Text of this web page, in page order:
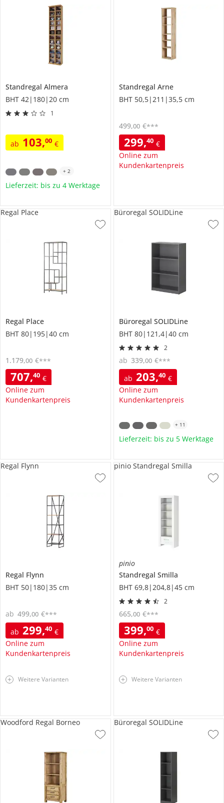
Standregal Almera
BHT 42|180|20 cm
1
ab 103,00 €
+ 2
Lieferzeit: bis zu 4 Werktage
Standregal Arne
BHT 50,5|211|35,5 cm
299,40 €
Online zum
Kundenkartenpreis
499,00 €***
Regal Place
BHT 80|195|40 cm
707,40 €
Online zum
Kundenkartenpreis
1.179,00 €***
Regal Place
Büroregal SOLIDLine
BHT 80|121,4|40 cm
2
ab 203,40 €
Online zum
Kundenkartenpreis
ab 339,00 €***
Büroregal SOLIDLine
+ 11
Lieferzeit: bis zu 5 Werktage
Regal Flynn
BHT 50|180|35 cm
ab 299,40 €
Online zum
Kundenkartenpreis
ab 499,00 €***
Regal Flynn
Weitere Varianten
pinio
Standregal Smilla
BHT 69,8|204,8|45 cm
2
399,00 €
Online zum
Kundenkartenpreis
665,00 €***
pinio Standregal Smilla
Weitere Varianten
Woodford Regal Borneo Büroregal SOLIDLine